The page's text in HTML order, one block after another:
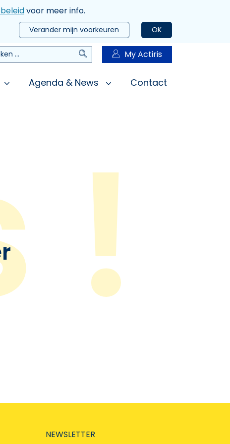
voor meer info.
OK
Verander mijn voorkeuren
Zoeken My Actiris
Agenda & News Contact
NEWSLETTER